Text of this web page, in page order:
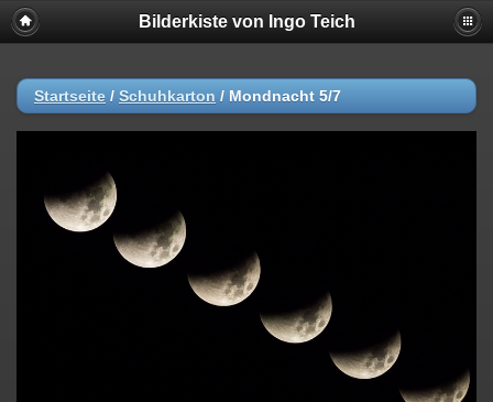
Bilderkiste von Ingo Teich
Startseite / Schuhkarton / Mondnacht 5/7